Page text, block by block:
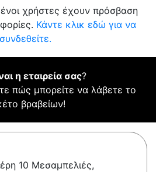
χρήστες έχουν πρόσβαση
Κάντε κλικ εδώ για να
συνδεθείτε.
η εταιρεία σας?
πώς μπορείτε να λάβετε το
βραβείων!
10 Μεσαμπελιές,